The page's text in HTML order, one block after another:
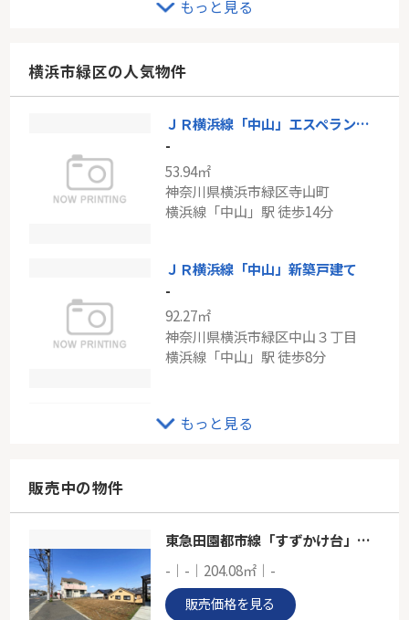
-
東京都大田区上池台５丁目
都営浅草線「馬込」駅 徒歩10分
79.95㎡
神奈川県横浜市青葉区鴨志田町
もっと見る
横浜市緑区の人気物件
ＪＲ横浜線「中山」エスペランサ中山
-
53.94㎡
神奈川県横浜市緑区寺山町
横浜線「中山」駅 徒歩14分
ＪＲ横浜線「中山」新築戸建て
-
92.27㎡
神奈川県横浜市緑区中山３丁目
横浜線「中山」駅 徒歩8分
-
-
106.71㎡～108.06㎡
もっと見る
販売中の物件
東急田園都市線「すずかけ台」売地
-｜-｜204.08㎡｜-
販売価格を見る